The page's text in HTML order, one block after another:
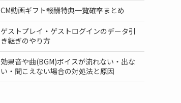
CM動画ギフト報酬特典一覧確率まとめ
ゲストプレイ・ゲストログインのデータ引
き継ぎのやり方
効果音や曲(BGM)ボイスが流れない・出な
い・聞こえない場合の対処法と原因